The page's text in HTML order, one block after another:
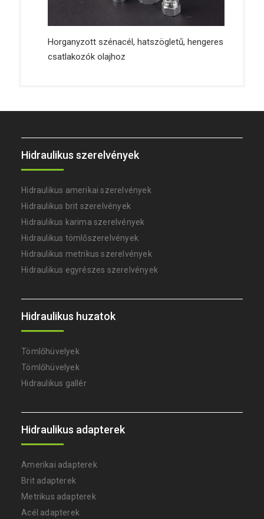
Horganyzott szénacél, hatszögletű, hengeres
csatlakozók olajhoz
Hidraulikus szerelvények
Hidraulikus amerikai szerelvények
Hidraulikus brit szerelvények
Hidraulikus karima szerelvények
Hidraulikus tömlőszerelvények
Hidraulikus metrikus szerelvények
Hidraulikus egyrészes szerelvények
Hidraulikus huzatok
Tömlőhüvelyek
Tömlőhüvelyek
Hidraulikus gallér
Hidraulikus adapterek
Amerikai adapterek
Brit adapterek
Metrikus adapterek
Acél adapterek